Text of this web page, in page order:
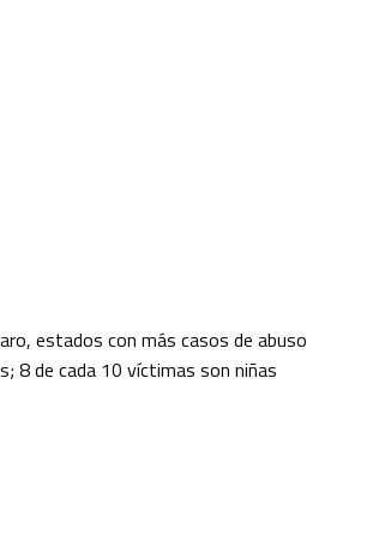
estados con más casos de abuso
8 de cada 10 víctimas son niñas